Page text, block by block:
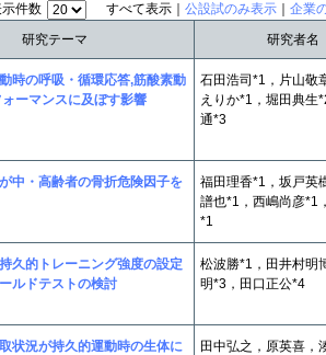
件数 すべて表示｜ 公設試のみ表示
企業
研究テーマ 研究者名
時の呼吸・循環応答,筋酸素動
ーマンスに及ぼす影響
石田浩司*1，片山敬
えりか*1，堀田典生
通*3
中・高齢者の骨折危険因子を
福田理香*1，坂戸英
譜也*1，西嶋尚彦*1
*1
久的トレーニング強度の設定
ルドテストの検討
松波勝*1，田井村明
明*3，田口正公*4
状況が持久的運動時の生体に
田中弘之，原英喜，